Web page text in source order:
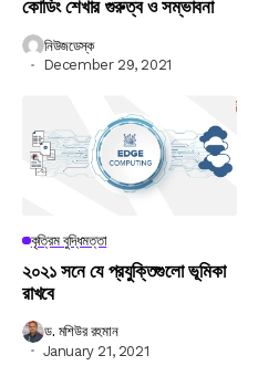
কোডিং শেখার গুরুত্ব ও সম্ভাবনা
নিউজডেস্ক
December 29, 2021
কৃত্রিম বুদ্ধিমত্তা
২০২১ সনে যে প্রযুক্তিগুলো ভূমিকা
রাখবে
ড. মশিউর রহমান
January 21, 2021